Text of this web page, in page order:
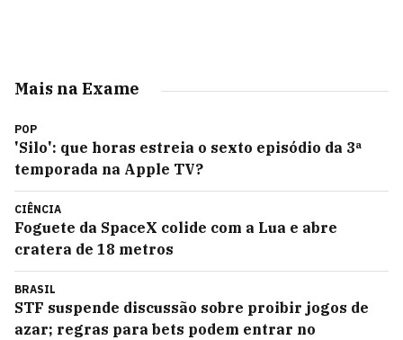
Mais na Exame
POP
'Silo': que horas estreia o sexto episódio da 3ª
temporada na Apple TV?
CIÊNCIA
Foguete da SpaceX colide com a Lua e abre
cratera de 18 metros
BRASIL
STF suspende discussão sobre proibir jogos de
azar; regras para bets podem entrar no